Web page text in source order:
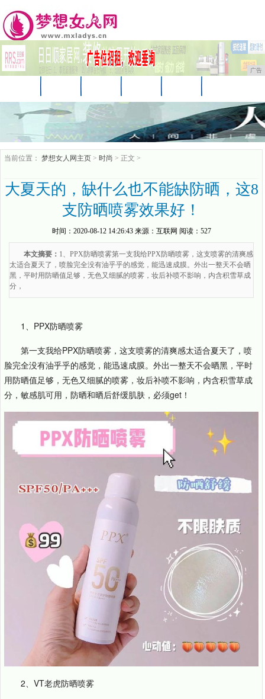
广告
时尚 企业
当前位置： 梦想女人网主页 > 时尚 > 正文 >
大夏天的，缺什么也不能缺防晒，这8
支防晒喷雾效果好！
时间： 2020-08-12 14:26:43来源： 互联网 阅读：527
本文摘要： 1、PPX防晒喷雾第一支我给PPX防晒喷雾，这支喷雾的清爽感
太适合夏天了，喷脸完全没有油乎乎的感觉，能迅速成膜。外出一整天不会晒
黑，平时用防晒值足够，无色又细腻的喷雾，妆后补喷不影响，内含积雪草成
分，
1、PPX防晒喷雾
第一支我给PPX防晒喷雾，这支喷雾的清爽感太适合夏天了，喷
脸完全没有油乎乎的感觉，能迅速成膜。外出一整天不会晒黑，平时
用防晒值足够，无色又细腻的喷雾，妆后补喷不影响，内含积雪草成
分，敏感肌可用，防晒和晒后舒缓肌肤，必须get！
2、VT老虎防晒喷雾